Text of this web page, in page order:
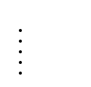
springen